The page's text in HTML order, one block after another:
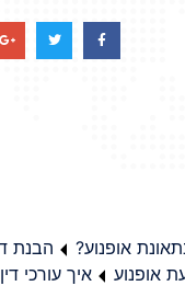
אופנוע?
הבנת
אופנוע
איך עורכי